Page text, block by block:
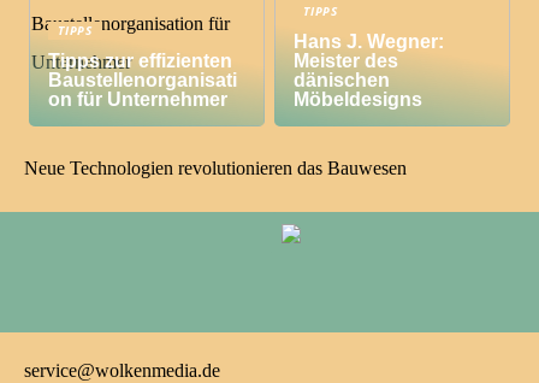
TIPPS
Tipps zur effizienten
Baustellenorganisati
on für Unternehmer
TIPPS
Hans J. Wegner:
Meister des
dänischen
Möbeldesigns
Neue Technologien revolutionieren das Bauwesen
service@wolkenmedia.de